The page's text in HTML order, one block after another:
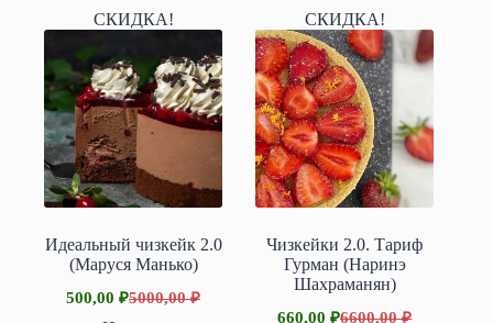
СКИДКА!
Идеальный чизкейк 2.0
(Маруся Манько)
5000,00₽
Первоначальная
500,00₽Текущая
СКИДКА!
Чизкейки 2.0. Тариф
Гурман (Наринэ
Шахраманян)
6600,00₽
660,00₽